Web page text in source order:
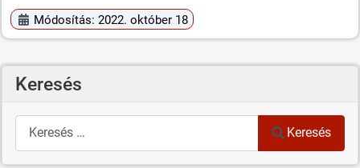
Módosítás: 2022. október 18
Keresés
Keresés
Keresés